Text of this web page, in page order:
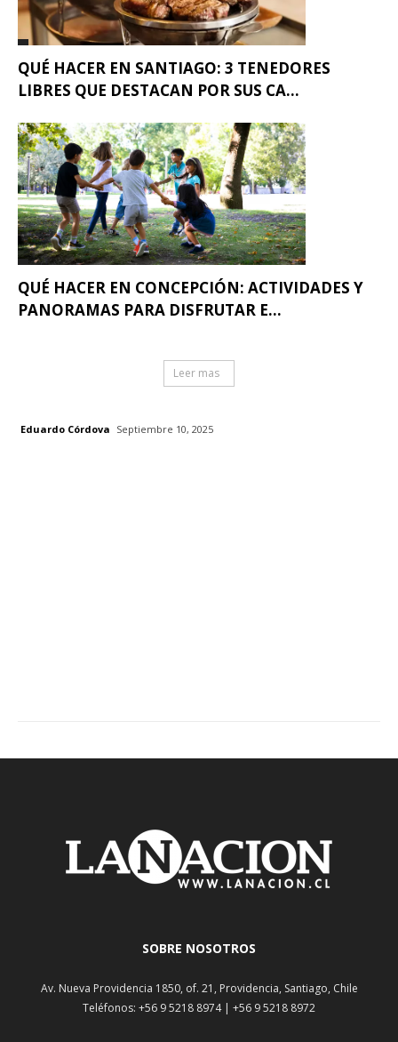
QUÉ HACER EN SANTIAGO: 3 TENEDORES
LIBRES QUE DESTACAN POR SUS CA...
QUÉ HACER EN CONCEPCIÓN: ACTIVIDADES Y
PANORAMAS PARA DISFRUTAR E...
Leer mas
Eduardo Córdova Septiembre 10, 2025
SOBRE NOSOTROS
Av. Nueva Providencia 1850, of. 21, Providencia, Santiago, Chile
Teléfonos: +56 9 5218 8974 | +56 9 5218 8972